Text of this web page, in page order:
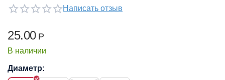
Написать отзыв
25.00 Р
В наличии
Диаметр: